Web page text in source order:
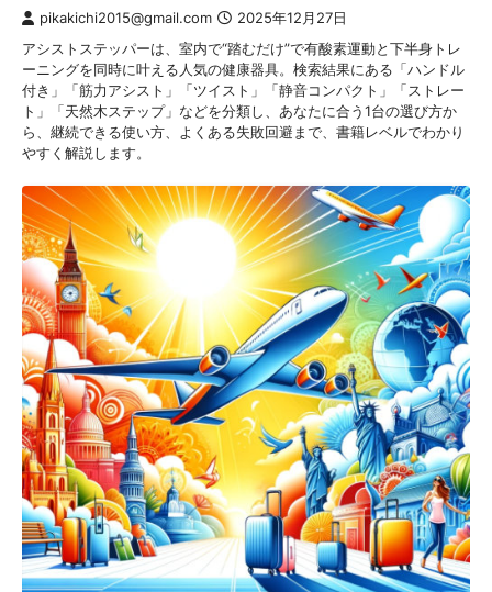
pikakichi2015@gmail.com 2025年12月27日
アシストステッパーは、室内で“踏むだけ”で有酸素運動と下半身トレ
ーニングを同時に叶える人気の健康器具。検索結果にある「ハンドル
付き」「筋力アシスト」「ツイスト」「静音コンパクト」「ストレー
ト」「天然木ステップ」などを分類し、あなたに合う1台の選び方か
ら、継続できる使い方、よくある失敗回避まで、書籍レベルでわかり
やすく解説します。